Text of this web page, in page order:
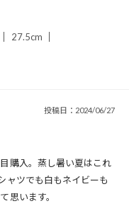
27.5cm
投稿日：2024/06/27
購入。蒸し暑い夏はこれ
ャツでも白もネイビーも
思います。